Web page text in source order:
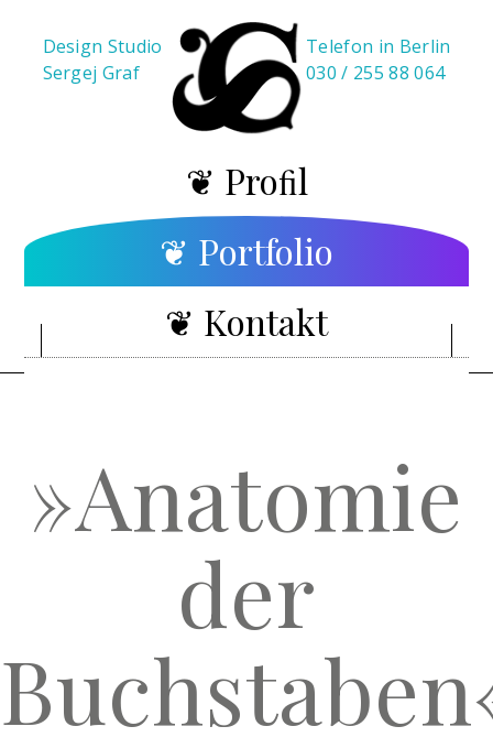
Design Studio
Sergej Graf
Telefon in Berlin
030 / 255 88 064
Proﬁl
Portfolio
Kontakt
»Anatomie
der